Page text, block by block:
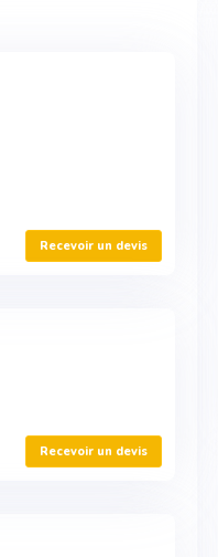
Recevoir un devis
Recevoir un devis